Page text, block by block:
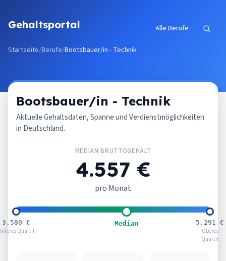
Gehaltsportal Alle Berufe
Startseite/Berufe/Bootsbauer/in - Technik
Bootsbauer/in - Technik
Aktuelle Gehaltsdaten, Spanne und Verdienstmöglichkeiten
in Deutschland.
MEDIAN BRUTTOGEHALT
4.557 €
pro Monat
3.580 €
Quartil
Median
5.291 €
Oberes
Quartil